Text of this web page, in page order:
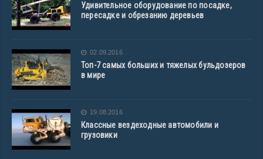
Удивительное оборудование по посадке,
пересадке и обрезанию деревьев
02.09.2016
Топ-7 самых больших и тяжелых бульдозеров
в мире
19.08.2016
Классные вездеходные автомобили и
грузовики